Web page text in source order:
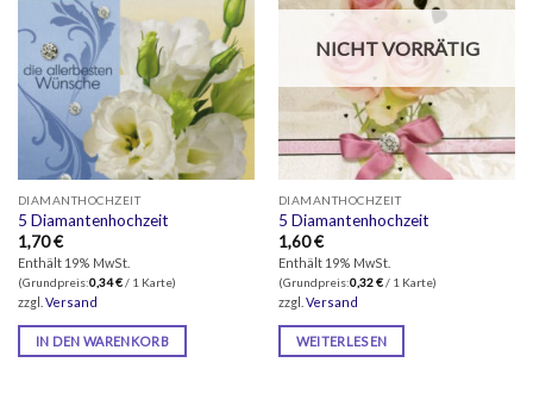
DIAMANTHOCHZEIT
5 Diamantenhochzeit
1,70€
Enthält 19% MwSt.
(Grundpreis:0,34€/ 1 Karte)
zzgl. Versand
IN DEN WARENKORB
NICHT VORRÄTIG
DIAMANTHOCHZEIT
5 Diamantenhochzeit
1,60€
Enthält 19% MwSt.
(Grundpreis:0,32€/ 1 Karte)
zzgl. Versand
WEITERLESEN